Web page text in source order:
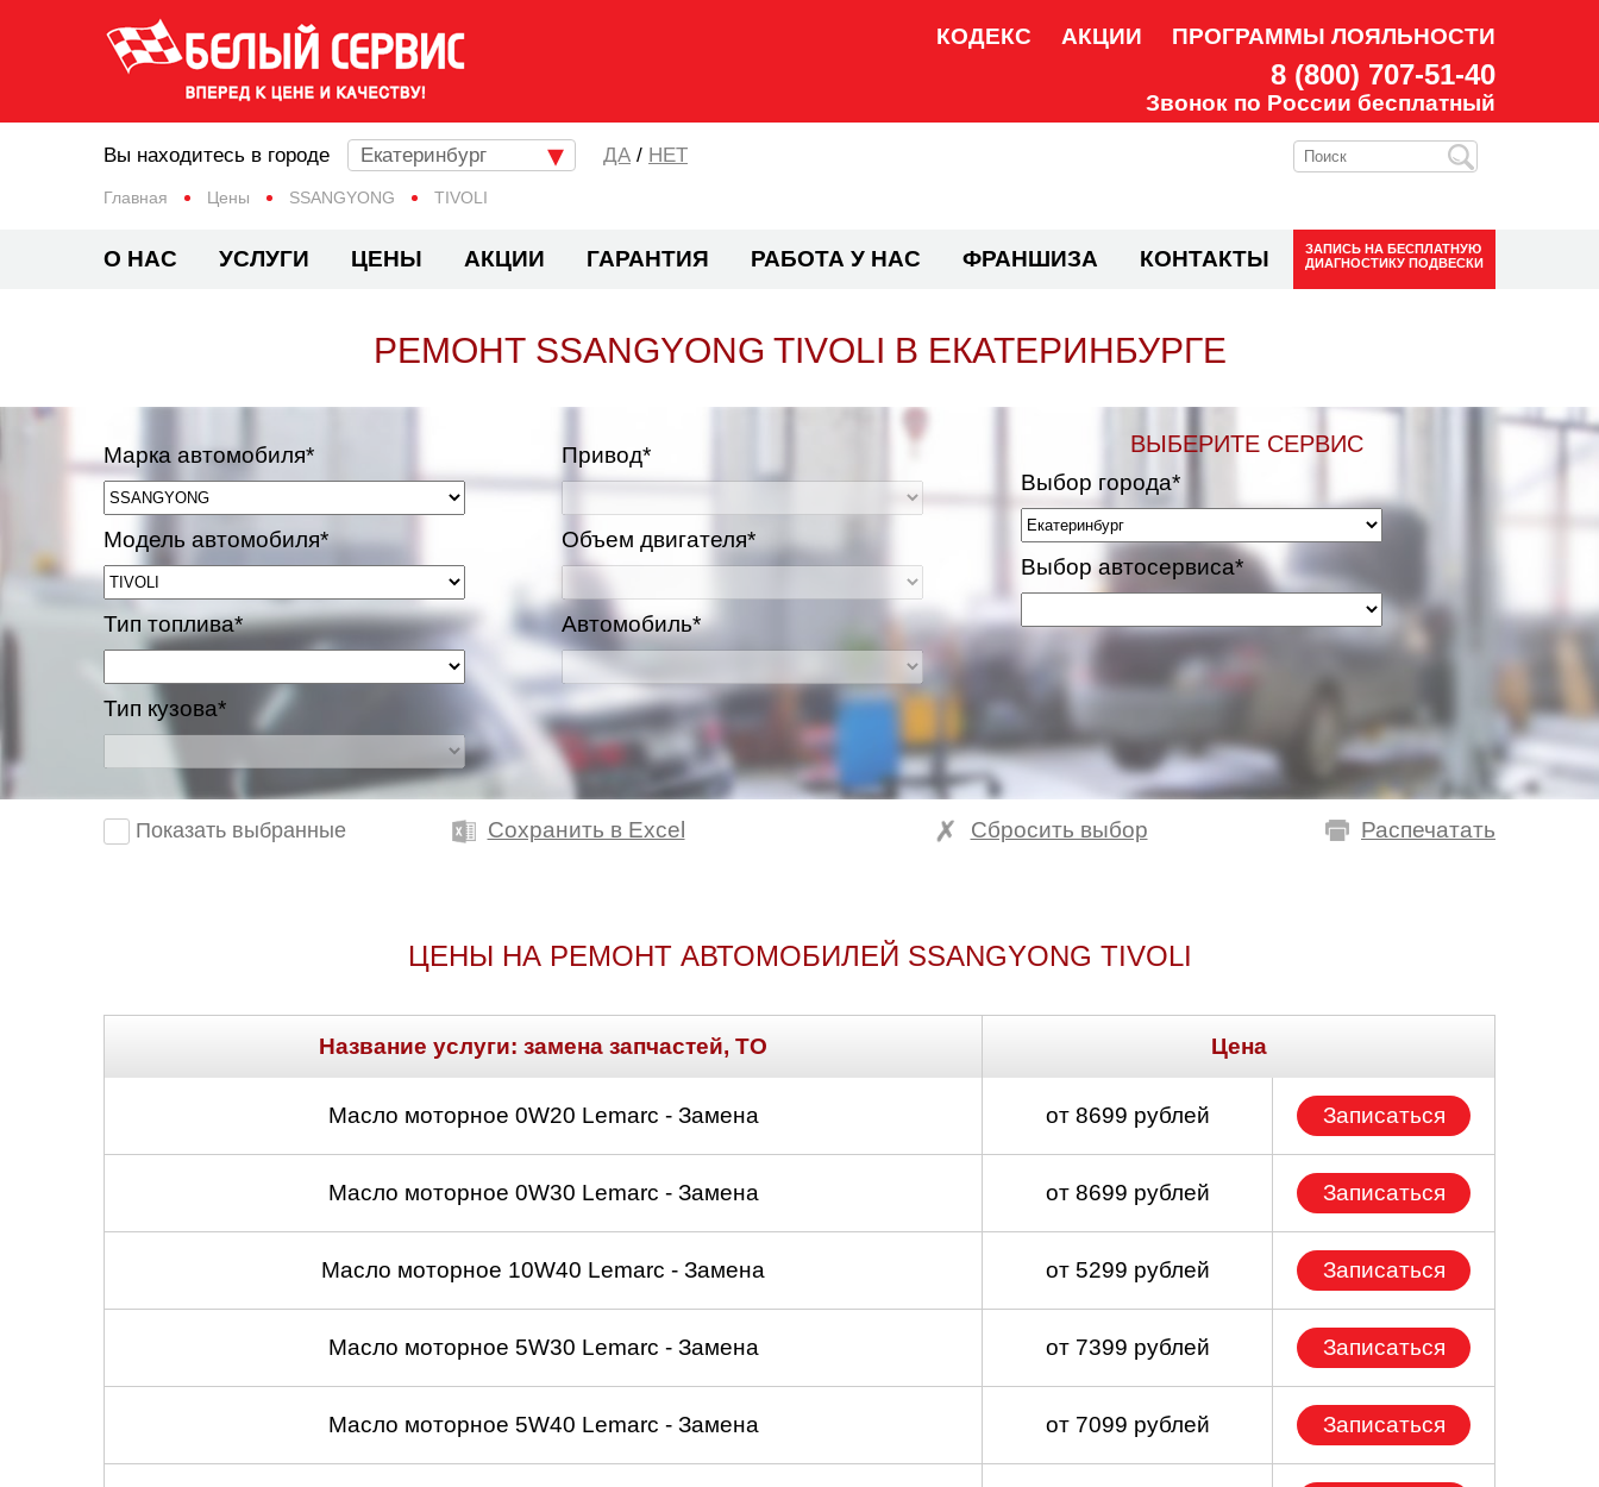
КОДЕКС АКЦИИ ПРОГРАММЫ ЛОЯЛЬНОСТИ
8 (800) 707-51-40
Звонок по России бесплатный
Главная Цены SSANGYONG TIVOLI
Вы находитесь в городе Екатеринбург / НЕТ
О НАС УСЛУГИ ЦЕНЫ АКЦИИ ГАРАНТИЯ РАБОТА У НАС ФРАНШИЗА КОНТАКТЫ ЗАПИСЬ НА БЕСПЛАТНУЮ
ДИАГНОСТИКУ ПОДВЕСКИ
РЕМОНТ SSANGYONG TIVOLI В ЕКАТЕРИНБУРГЕ
Марка автомобиля*
Модель автомобиля*
Тип топлива*
Тип кузова*
Привод*
Объем двигателя*
Автомобиль*
ВЫБЕРИТЕ СЕРВИС
Выбор города*
Выбор автосервиса*
Показать выбранные Сохранить в Excel Распечатать
Сбросить выбор
ЦЕНЫ НА РЕМОНТ АВТОМОБИЛЕЙ SSANGYONG TIVOLI
Название услуги: замена запчастей, ТО Цена
Масло моторное 0W20 Lemarc - Замена от 8699 рублей Записаться
Масло моторное 0W30 Lemarc - Замена от 8699 рублей Записаться
Масло моторное 10W40 Lemarc - Замена от 5299 рублей Записаться
Масло моторное 5W30 Lemarc - Замена от 7399 рублей Записаться
Масло моторное 5W40 Lemarc - Замена от 7099 рублей Записаться